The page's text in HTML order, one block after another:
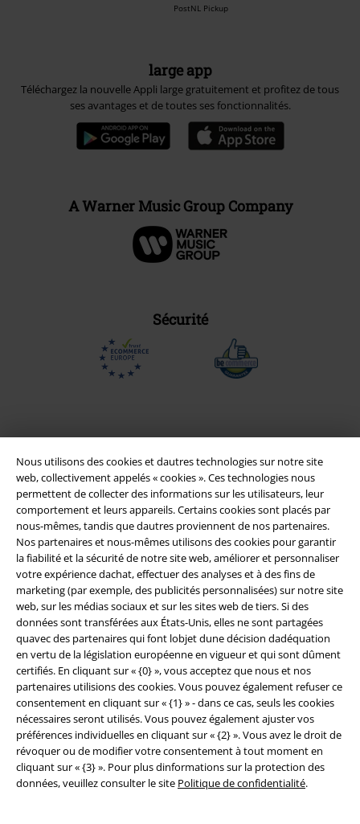
Nous utilisons des cookies et dautres technologies sur notre site
web, collectivement appelés « cookies ». Ces technologies nous
permettent de collecter des informations sur les utilisateurs, leur
comportement et leurs appareils. Certains cookies sont placés par
nous-mêmes, tandis que dautres proviennent de nos partenaires.
Nos partenaires et nous-mêmes utilisons des cookies pour garantir
la fiabilité et la sécurité de notre site web, améliorer et personnaliser
votre expérience dachat, effectuer des analyses et à des fins de
marketing (par exemple, des publicités personnalisées) sur notre site
web, sur les médias sociaux et sur les sites web de tiers. Si des
données sont transférées aux États-Unis, elles ne sont partagées
quavec des partenaires qui font lobjet dune décision dadéquation
en vertu de la législation européenne en vigueur et qui sont dûment
certifiés. En cliquant sur « {0} », vous acceptez que nous et nos
partenaires utilisions des cookies. Vous pouvez également refuser ce
consentement en cliquant sur « {1} » - dans ce cas, seuls les cookies
nécessaires seront utilisés. Vous pouvez également ajuster vos
préférences individuelles en cliquant sur « {2} ». Vous avez le droit de
révoquer ou de modifier votre consentement à tout moment en
cliquant sur « {3} ». Pour plus dinformations sur la protection des
données, veuillez consulter le site Politique de confidentialité.
PostNL Pickup
large app
Téléchargez la nouvelle Appli large gratuitement et profitez de tous
ses avantages et de toutes ses fonctionnalités.
A Warner Music Group Company
Sécurité
Légal
Conditions générales
Éditeur
Clauses de confidentialité
Élimination des déchets et protection de l'environnement
Déclaration de Conformité
Informations sur l'accessibilité